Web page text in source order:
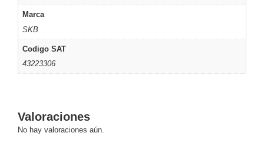
Micro
SD
Aplicación
de Estado
Sólido
VMS y
Analíticas
Marca
SKB
Codigo SAT
43223306
Valoraciones
No hay valoraciones aún.